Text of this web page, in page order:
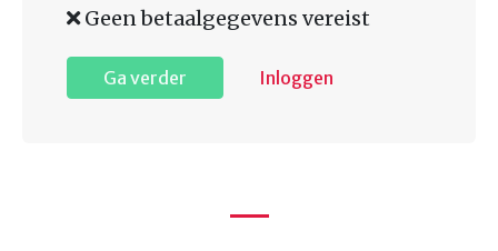
Geen betaalgegevens vereist
Ga verder Inloggen